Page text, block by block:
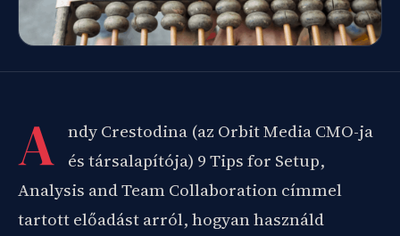
A ndy Crestodina (az Orbit Media CMO-ja
és társalapítója) 9 Tips for Setup,
Analysis and Team Collaboration címmel
tartott előadást arról, hogyan használd